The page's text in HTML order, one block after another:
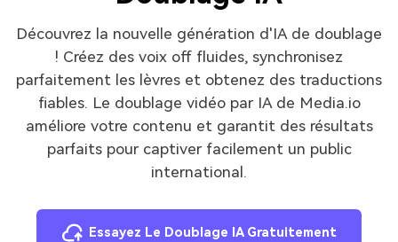
Découvrez la nouvelle génération d'IA de doublage
! Créez des voix off fluides, synchronisez
parfaitement les lèvres et obtenez des traductions
fiables. Le doublage vidéo par IA de Media.io
améliore votre contenu et garantit des résultats
parfaits pour captiver facilement un public
international.
Essayez Le Doublage IA Gratuitement